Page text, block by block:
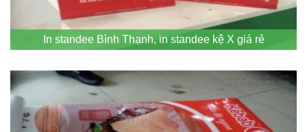
In standee Bình Thạnh, in standee kệ X giá rẻ